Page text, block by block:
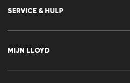
SERVICE & HULP
Maattabel
Retour
MIJN LLOYD